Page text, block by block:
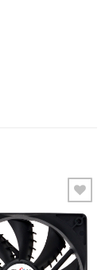
Add to
Wishlist